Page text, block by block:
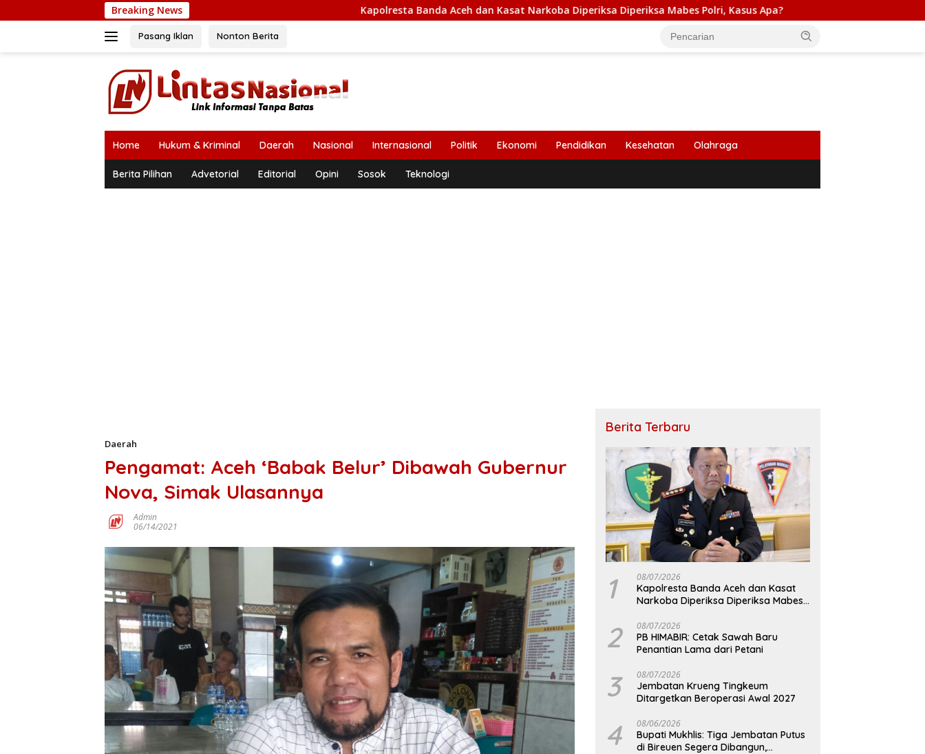
ke
Breaking News Kapolresta Banda Aceh dan Kasat Narkoba Diperiksa Diperiksa Mabes Polri, Kasus Apa? PB HIMABIR: Cetak Sawah Baru
Pasang Iklan Nonton Berita
Home Hukum & Kriminal Daerah Nasional Internasional Politik Ekonomi Pendidikan Kesehatan Olahraga
Berita Pilihan Advetorial Editorial Opini Sosok Teknologi
Daerah
Pengamat: Aceh ‘Babak Belur’ Dibawah Gubernur
Nova, Simak Ulasannya
Admin
06/14/2021
Berita Terbaru
1 08/07/2026
Kapolresta Banda Aceh dan Kasat
Narkoba Diperiksa Diperiksa Mabes
2 08/07/2026
PB HIMABIR: Cetak Sawah Baru
Penantian Lama dari Petani
3 08/07/2026
Jembatan Krueng Tingkeum
Ditargetkan Beroperasi Awal 2027
4 08/06/2026
Bupati Mukhlis: Tiga Jembatan Putus
di Bireuen Segera Dibangun,